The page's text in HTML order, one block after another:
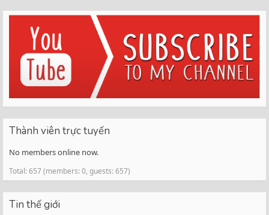
Thành viên trực tuyến
No members online now.
Total: 657 (members: 0, guests: 657)
Tin thế giới